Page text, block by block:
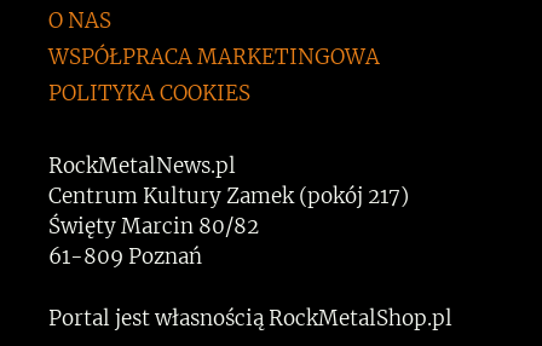
O NAS
WSPÓŁPRACA MARKETINGOWA
POLITYKA COOKIES
RockMetalNews.pl
Centrum Kultury Zamek (pokój 217)
Święty Marcin 80/82
61-809 Poznań
Portal jest własnością RockMetalShop.pl